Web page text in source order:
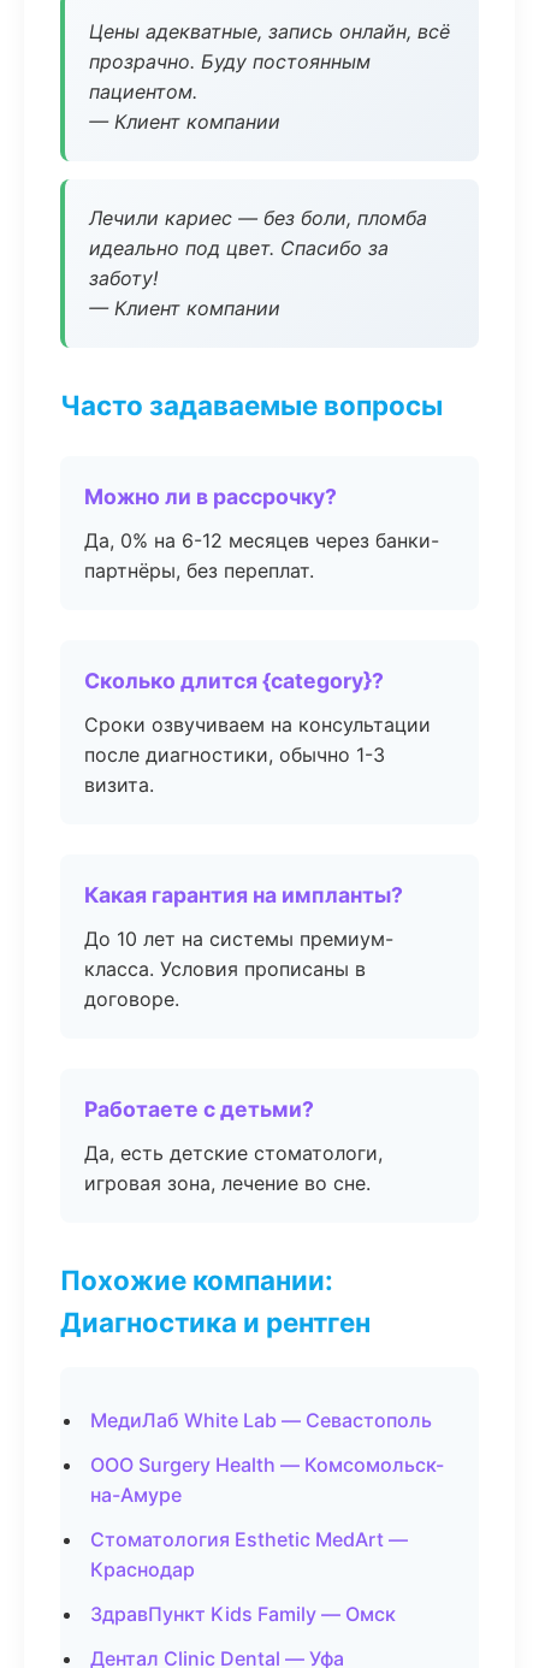
Цены адекватные, запись онлайн, всё
прозрачно. Буду постоянным
пациентом.
— Клиент компании
Лечили кариес — без боли, пломба
идеально под цвет. Спасибо за
заботу!
— Клиент компании
Часто задаваемые вопросы
Можно ли в рассрочку?
Да, 0% на 6-12 месяцев через банки-
партнёры, без переплат.
Сколько длится {category}?
Сроки озвучиваем на консультации
после диагностики, обычно 1-3
визита.
Какая гарантия на импланты?
До 10 лет на системы премиум-
класса. Условия прописаны в
договоре.
Работаете с детьми?
Да, есть детские стоматологи,
игровая зона, лечение во сне.
Похожие компании:
Диагностика и рентген
МедиЛаб White Lab — Севастополь
ООО Surgery Health — Комсомольск-
на-Амуре
Стоматология Esthetic MedArt —
Краснодар
ЗдравПункт Kids Family — Омск
Дентал Clinic Dental — Уфа